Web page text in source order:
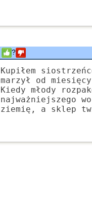
?
Kupiłem
marzył od
Kiedy młody
najważniejszego
ziemię, a sklep